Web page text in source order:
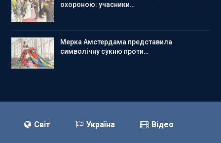
охороною: учасники…
Мерка Амстердама представила
символічну сукню проти…
Світ Україна Відео